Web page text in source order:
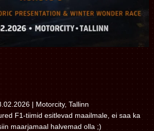
| Motorcity, Tallinn
F1-tiimid esitlevad maailmale, ei saa ka
maarjamaal halvemad olla ;)